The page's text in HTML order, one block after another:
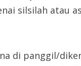
silsilah atau
di panggil/